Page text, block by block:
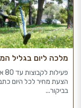
מלכה ליום בגליל
בביקור...